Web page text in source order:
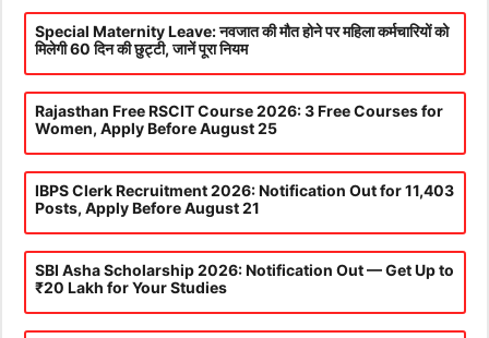
Special Maternity Leave: नवजात की मौत होने पर महिला कर्मचारियों को
मिलेगी 60 दिन की छुट्टी, जानें पूरा नियम
Rajasthan Free RSCIT Course 2026: 3 Free Courses for
Women, Apply Before August 25
IBPS Clerk Recruitment 2026: Notification Out for 11,403
Posts, Apply Before August 21
SBI Asha Scholarship 2026: Notification Out — Get Up to
₹20 Lakh for Your Studies